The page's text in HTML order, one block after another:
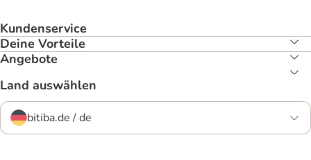
Kundenservice
Deine Vorteile
Angebote
Land auswählen
bitiba.de / de